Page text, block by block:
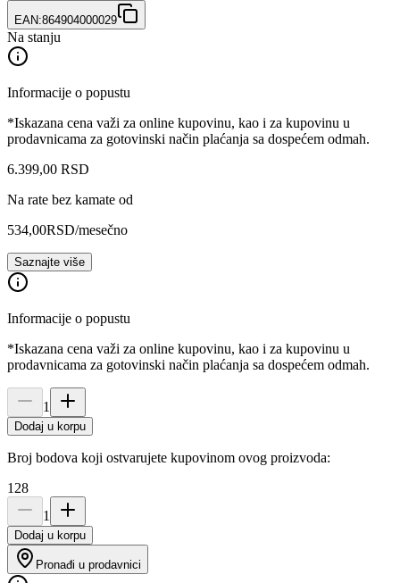
EAN:864904000029
Na stanju
Informacije o popustu
*Iskazana cena važi za online kupovinu, kao i za kupovinu u
prodavnicama za gotovinski način plaćanja sa dospećem odmah.
6.399,00 RSD
Na rate bez kamate od
534,00RSD/mesečno
Saznajte više
Informacije o popustu
*Iskazana cena važi za online kupovinu, kao i za kupovinu u
prodavnicama za gotovinski način plaćanja sa dospećem odmah.
1
Dodaj u korpu
Broj bodova koji ostvarujete kupovinom ovog proizvoda:
128
1
Dodaj u korpu
Pronađi u prodavnici